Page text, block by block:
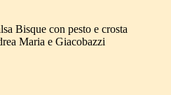
Bisque con pesto e crosta
Maria e Giacobazzi